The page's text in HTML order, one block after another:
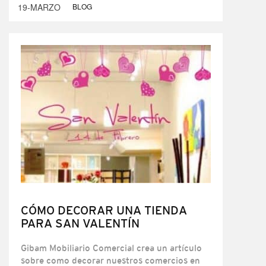
19-MARZO BLOG
CÓMO DECORAR UNA TIENDA
PARA SAN VALENTÍN
Gibam Mobiliario Comercial crea un artículo
sobre como decorar nuestros comercios en